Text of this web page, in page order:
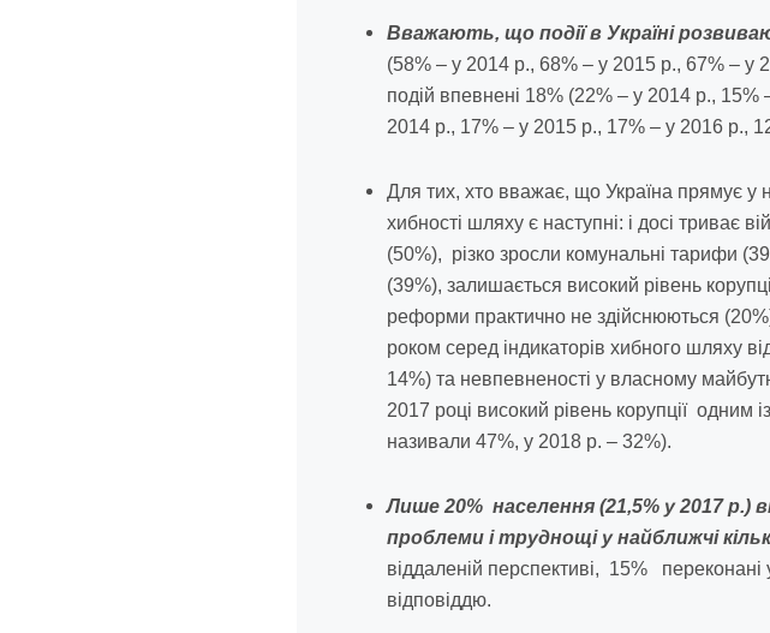
Вважають, що події в Україні
(58% – у 2014 р., 68% – у 2015 р., 67% – у
подій впевнені 18% (22% – у 2014 р.,
2014 р., 17% – у 2015 р., 17% – у 2016 р.,
Для тих, хто вважає, що Україна прямує
хибності шляху є наступні: і досі триває
(50%), різко зросли комунальні тарифи
(39%), залишається високий рівень
реформи практично не здійснюються
роком серед індикаторів хибного шляху
14%) та невпевненості у власному
2017 році високий рівень корупції одним
називали 47%, у 2018 р. – 32%).
Лише 20% населення (21,5% у 2017 р.)
проблеми і труднощі у найближчі
віддаленій перспективі, 15%
відповіддю.